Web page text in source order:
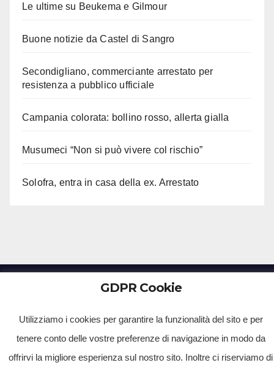
Le ultime su Beukema e Gilmour
Buone notizie da Castel di Sangro
Secondigliano, commerciante arrestato per
resistenza a pubblico ufficiale
Campania colorata: bollino rosso, allerta gialla
Musumeci “Non si può vivere col rischio”
Solofra, entra in casa della ex. Arrestato
Tvmtv.it è un portale gestito da TV MULTIMIDIA S.R.L. - Partita iva 10239261216 - Tg Luna testata
giornalistica registrata presso il Tribunale di Santa Maria Capua Vetere CE. Tutti i diritti riservati.
GDPR Cookie
Utilizziamo i cookies per garantire la funzionalità del sito e per
tenere conto delle vostre preferenze di navigazione in modo da
offrirvi la migliore esperienza sul nostro sito. Inoltre ci riserviamo di